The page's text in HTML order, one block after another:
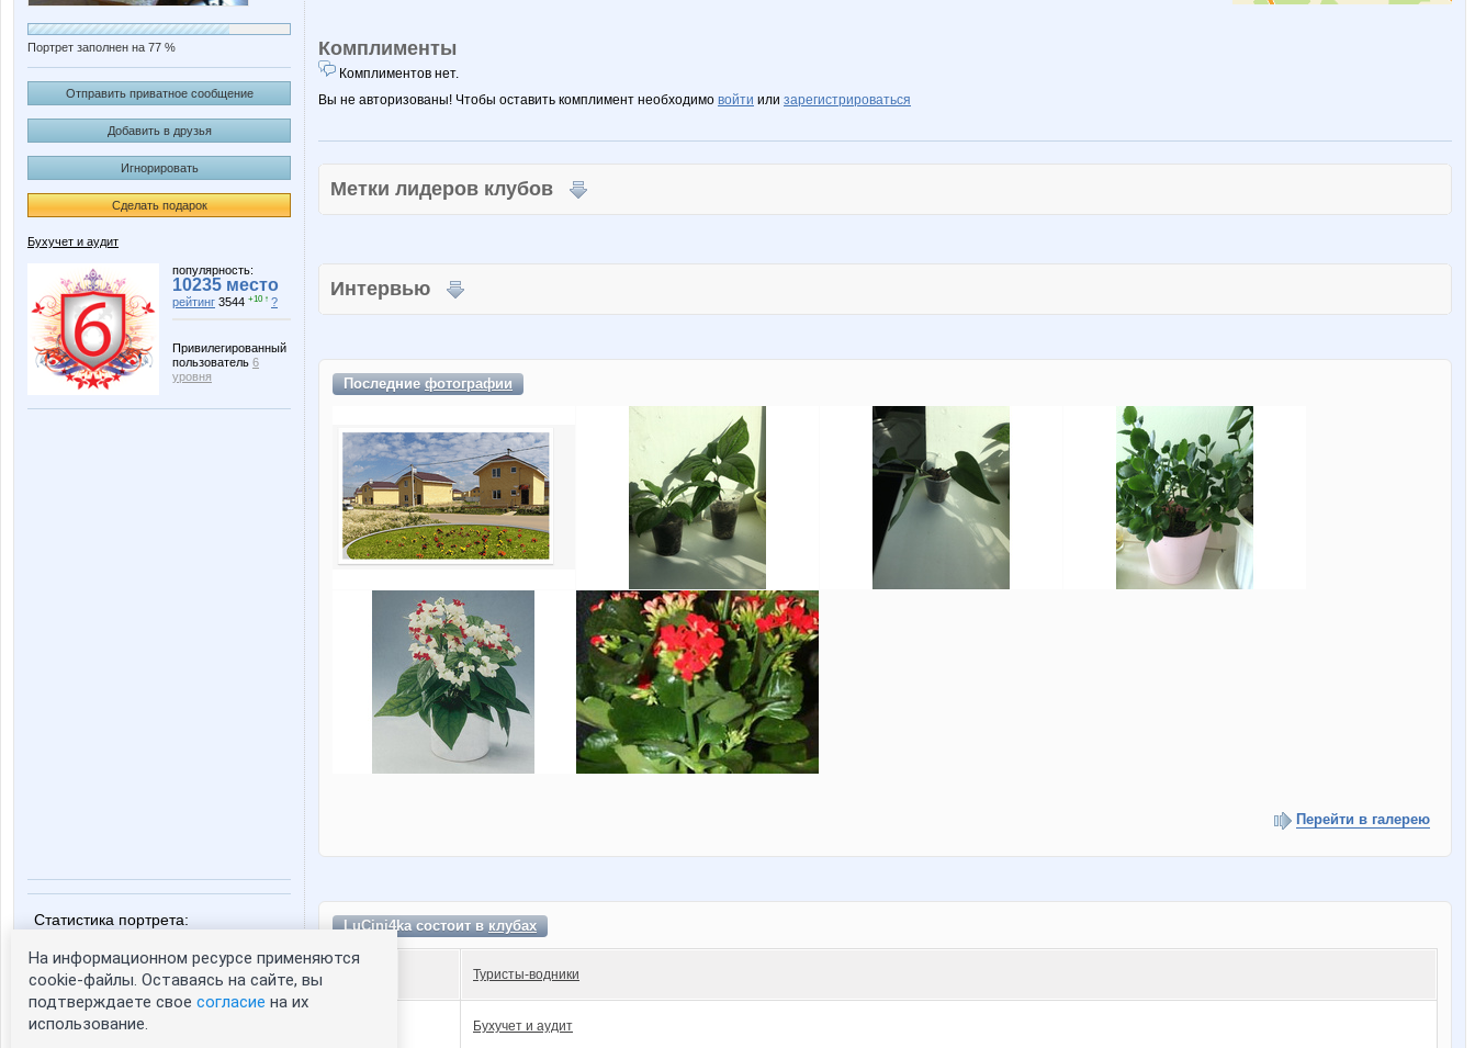
Портрет заполнен на 77 %
Отправить приватное сообщение
Добавить в друзья
Игнорировать
Сделать подарок
Бухучет и аудит
популярность:
10235 место
рейтинг 3544 +10 ↑ ?
Привилегированный
пользователь 6
уровня
Статистика портрета:
сейчас просматривают портрет - 0
зарегистрированные пользователи
посетившие портрет за 7 дней - 0
Комплименты
Комплиментов нет.
Вы не авторизованы! Чтобы оставить комплимент необходимо войти или зарегистрироваться
Метки лидеров клубов
Интервью
Последниефотографии
Перейти в галерею
LuCini4ka состоит вклубах
Туристы-водники
Бухучет и аудит
На информационном ресурсе применяются
cookie-файлы. Оставаясь на сайте, вы
подтверждаете свое согласие на их
использование.